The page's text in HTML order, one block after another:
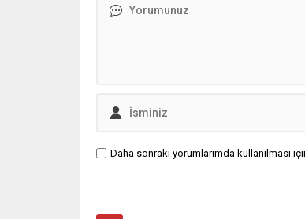
Daha sonraki yorumlarımda kullanılması